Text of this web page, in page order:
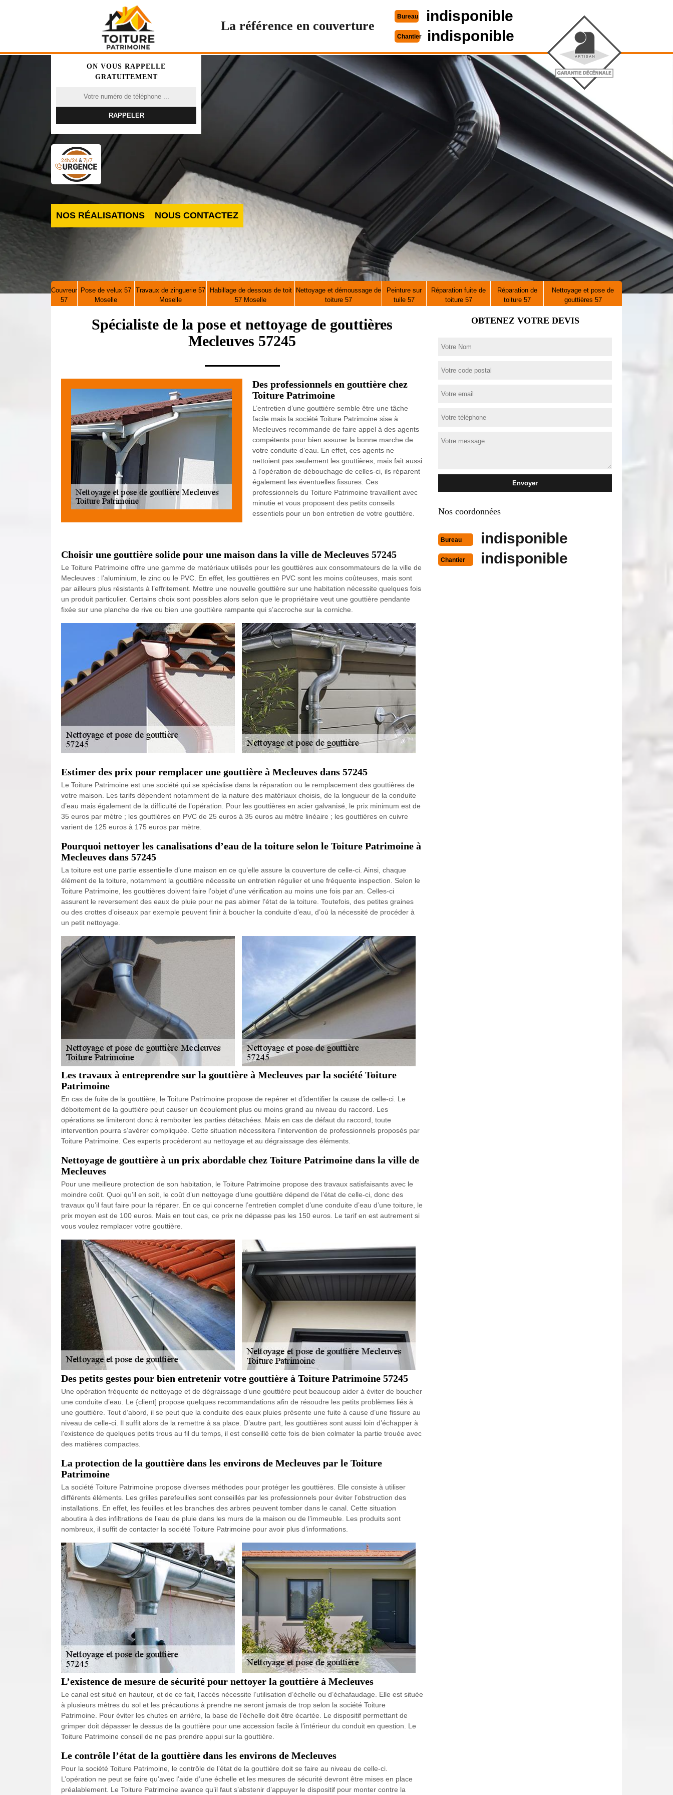
La référence en couverture
Bureau indisponible
Chantier indisponible
ON VOUS RAPPELLE
GRATUITEMENT
NOS RÉALISATIONS NOUS CONTACTEZ
Couvreur
57
Pose de velux 57
Moselle
Travaux de zinguerie 57
Moselle
Habillage de dessous de toit
57 Moselle
Nettoyage et démoussage de
toiture 57
Peinture sur
tuile 57
Réparation fuite de
toiture 57
Réparation de
toiture 57
Nettoyage et pose de
gouttières 57
Spécialiste de la pose et nettoyage de gouttières
Mecleuves 57245
Des professionnels en gouttière chez
Toiture Patrimoine
L’entretien d’une gouttière semble être une tâche
facile mais la société Toiture Patrimoine sise à
Mecleuves recommande de faire appel à des agents
compétents pour bien assurer la bonne marche de
votre conduite d’eau. En effet, ces agents ne
nettoient pas seulement les gouttières, mais fait aussi
à l’opération de débouchage de celles-ci, ils réparent
également les éventuelles fissures. Ces
professionnels du Toiture Patrimoine travaillent avec
minutie et vous proposent des petits conseils
essentiels pour un bon entretien de votre gouttière.
Choisir une gouttière solide pour une maison dans la ville de Mecleuves 57245
Le Toiture Patrimoine offre une gamme de matériaux utilisés pour les gouttières aux consommateurs de la ville de
Mecleuves : l’aluminium, le zinc ou le PVC. En effet, les gouttières en PVC sont les moins coûteuses, mais sont
par ailleurs plus résistants à l’effritement. Mettre une nouvelle gouttière sur une habitation nécessite quelques fois
un produit particulier. Certains choix sont possibles alors selon que le propriétaire veut une gouttière pendante
fixée sur une planche de rive ou bien une gouttière rampante qui s’accroche sur la corniche.
Estimer des prix pour remplacer une gouttière à Mecleuves dans 57245
Le Toiture Patrimoine est une société qui se spécialise dans la réparation ou le remplacement des gouttières de
votre maison. Les tarifs dépendent notamment de la nature des matériaux choisis, de la longueur de la conduite
d’eau mais également de la difficulté de l’opération. Pour les gouttières en acier galvanisé, le prix minimum est de
35 euros par mètre ; les gouttières en PVC de 25 euros à 35 euros au mètre linéaire ; les gouttières en cuivre
varient de 125 euros à 175 euros par mètre.
Pourquoi nettoyer les canalisations d’eau de la toiture selon le Toiture Patrimoine à
Mecleuves dans 57245
La toiture est une partie essentielle d’une maison en ce qu’elle assure la couverture de celle-ci. Ainsi, chaque
élément de la toiture, notamment la gouttière nécessite un entretien régulier et une fréquente inspection. Selon le
Toiture Patrimoine, les gouttières doivent faire l’objet d’une vérification au moins une fois par an. Celles-ci
assurent le reversement des eaux de pluie pour ne pas abimer l’état de la toiture. Toutefois, des petites graines
ou des crottes d’oiseaux par exemple peuvent finir à boucher la conduite d’eau, d’où la nécessité de procéder à
un petit nettoyage.
Les travaux à entreprendre sur la gouttière à Mecleuves par la société Toiture
Patrimoine
En cas de fuite de la gouttière, le Toiture Patrimoine propose de repérer et d’identifier la cause de celle-ci. Le
déboitement de la gouttière peut causer un écoulement plus ou moins grand au niveau du raccord. Les
opérations se limiteront donc à remboiter les parties détachées. Mais en cas de défaut du raccord, toute
intervention pourra s’avérer compliquée. Cette situation nécessitera l’intervention de professionnels proposés par
Toiture Patrimoine. Ces experts procèderont au nettoyage et au dégraissage des éléments.
Nettoyage de gouttière à un prix abordable chez Toiture Patrimoine dans la ville de
Mecleuves
Pour une meilleure protection de son habitation, le Toiture Patrimoine propose des travaux satisfaisants avec le
moindre coût. Quoi qu’il en soit, le coût d’un nettoyage d’une gouttière dépend de l’état de celle-ci, donc des
travaux qu’il faut faire pour la réparer. En ce qui concerne l’entretien complet d’une conduite d’eau d’une toiture, le
prix moyen est de 100 euros. Mais en tout cas, ce prix ne dépasse pas les 150 euros. Le tarif en est autrement si
vous voulez remplacer votre gouttière.
Des petits gestes pour bien entretenir votre gouttière à Toiture Patrimoine 57245
Une opération fréquente de nettoyage et de dégraissage d’une gouttière peut beaucoup aider à éviter de boucher
une conduite d’eau. Le {client] propose quelques recommandations afin de résoudre les petits problèmes liés à
une gouttière. Tout d’abord, il se peut que la conduite des eaux pluies présente une fuite à cause d’une fissure au
niveau de celle-ci. Il suffit alors de la remettre à sa place. D’autre part, les gouttières sont aussi loin d’échapper à
l’existence de quelques petits trous au fil du temps, il est conseillé cette fois de bien colmater la partie trouée avec
des matières compactes.
La protection de la gouttière dans les environs de Mecleuves par le Toiture
Patrimoine
La société Toiture Patrimoine propose diverses méthodes pour protéger les gouttières. Elle consiste à utiliser
différents éléments. Les grilles parefeuilles sont conseillés par les professionnels pour éviter l’obstruction des
installations. En effet, les feuilles et les branches des arbres peuvent tomber dans le canal. Cette situation
aboutira à des infiltrations de l’eau de pluie dans les murs de la maison ou de l’immeuble. Les produits sont
nombreux, il suffit de contacter la société Toiture Patrimoine pour avoir plus d’informations.
L’existence de mesure de sécurité pour nettoyer la gouttière à Mecleuves
Le canal est situé en hauteur, et de ce fait, l’accès nécessite l’utilisation d’échelle ou d’échafaudage. Elle est située
à plusieurs mètres du sol et les précautions à prendre ne seront jamais de trop selon la société Toiture
Patrimoine. Pour éviter les chutes en arrière, la base de l’échelle doit être écartée. Le dispositif permettant de
grimper doit dépasser le dessus de la gouttière pour une accession facile à l’intérieur du conduit en question. Le
Toiture Patrimoine conseil de ne pas prendre appui sur la gouttière.
Le contrôle l’état de la gouttière dans les environs de Mecleuves
Pour la société Toiture Patrimoine, le contrôle de l’état de la gouttière doit se faire au niveau de celle-ci.
L’opération ne peut se faire qu’avec l’aide d’une échelle et les mesures de sécurité devront être mises en place
préalablement. Le Toiture Patrimoine avance qu’il faut s’abstenir d’appuyer le dispositif pour monter contre la
OBTENEZ VOTRE DEVIS
Nos coordonnées
Bureau indisponible
Chantier indisponible